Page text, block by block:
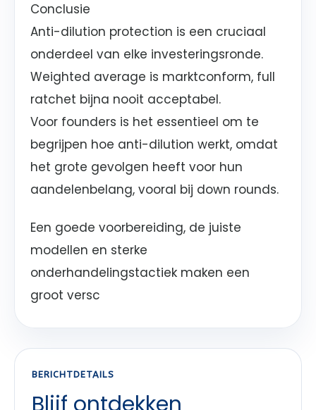
Conclusie
Anti-dilution protection is een cruciaal
onderdeel van elke investeringsronde.
Weighted average is marktconform, full
ratchet bijna nooit acceptabel.
Voor founders is het essentieel om te
begrijpen hoe anti-dilution werkt, omdat
het grote gevolgen heeft voor hun
aandelenbelang, vooral bij down rounds.
Een goede voorbereiding, de juiste
modellen en sterke
onderhandelingstactiek maken een
groot versc
BERICHTDETAILS